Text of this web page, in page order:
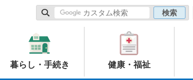
暮らし・手続き 健康・福祉